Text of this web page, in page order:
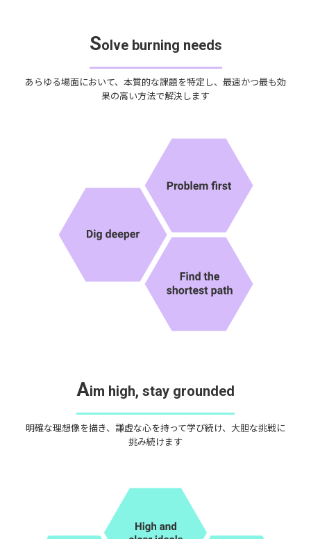
Solve burning needs
あらゆる場面において、本質的な課題を特定し、最速かつ最も効
果の高い方法で解決します
Aim high, stay grounded
明確な理想像を描き、謙虚な心を持って学び続け、大胆な挑戦に
挑み続けます